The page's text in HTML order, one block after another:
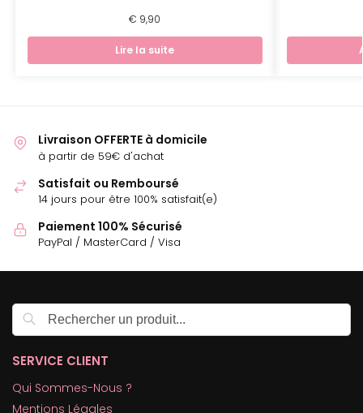
€ 9,90
Lire la suite
Livraison OFFERTE à domicile
à partir de 59€ d'achat
Satisfait ou Remboursé
14 jours pour être 100% satisfait(e)
Paiement 100% Sécurisé
PayPal / MasterCard / Visa
SERVICE CLIENT
Qui Sommes-Nous ?
Mentions Légales